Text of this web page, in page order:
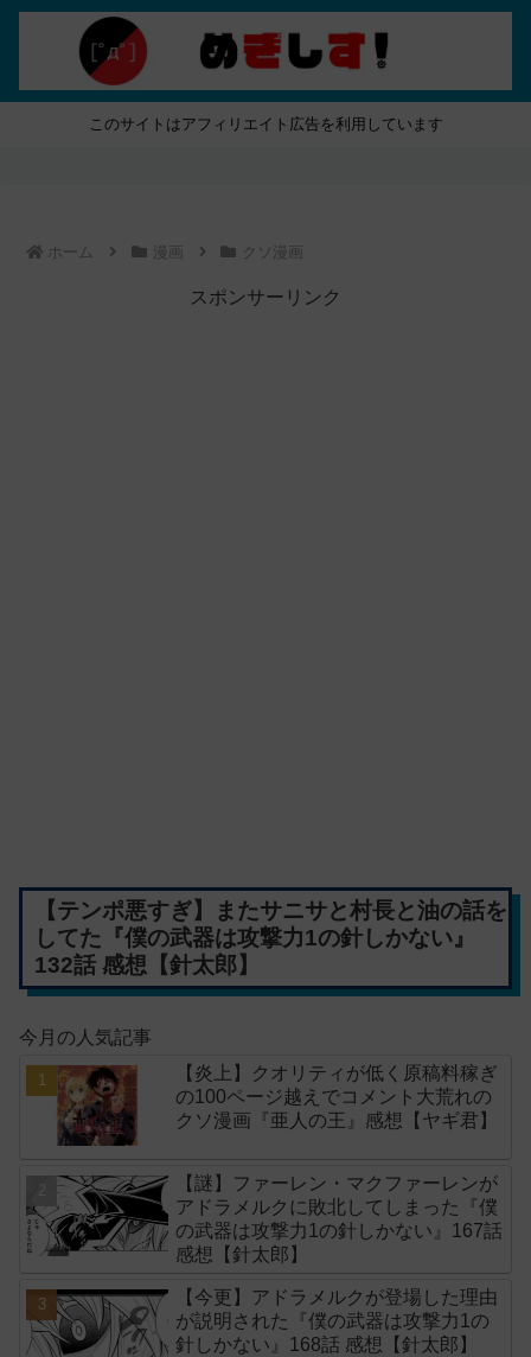
このサイトはアフィリエイト広告を利用しています
ホーム 漫画 クソ漫画
スポンサーリンク
【テンポ悪すぎ】またサニサと村長と油の話を
してた『僕の武器は攻撃力1の針しかない』
132話 感想【針太郎】
今月の人気記事
【炎上】クオリティが低く原稿料稼ぎ
の100ページ越えでコメント大荒れの
クソ漫画『亜人の王』感想【ヤギ君】
【謎】ファーレン・マクファーレンが
アドラメルクに敗北してしまった『僕
の武器は攻撃力1の針しかない』167話
感想【針太郎】
【今更】アドラメルクが登場した理由
が説明された『僕の武器は攻撃力1の
針しかない』168話 感想【針太郎】